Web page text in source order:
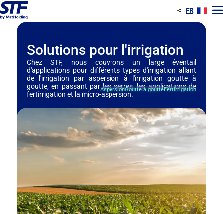
< FR
Solutions pour l'irrigation
Chez STF, nous couvrons un large éventail
d'applications pour différents types d'irrigation allant
de l'irrigation par aspersion à l'irrigation goutte à
goutte, en passant par les serres, les applications de
fertirrigation et la micro-aspersion.
AspersionGoutte à goutteFertirrigation